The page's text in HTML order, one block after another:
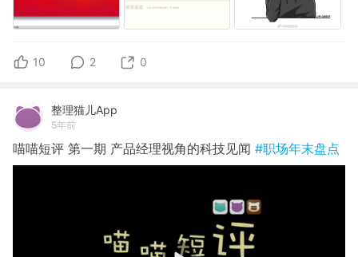
10 2 0
整理猫儿App
5年前
喵喵短评 第一期 产品经理视角的科技见闻 #职场年末盘点